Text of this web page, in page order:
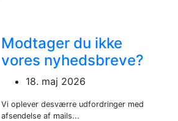
Modtager du ikke
vores nyhedsbreve?
18. maj 2026
Vi oplever desværre udfordringer med
afsendelse af mails...